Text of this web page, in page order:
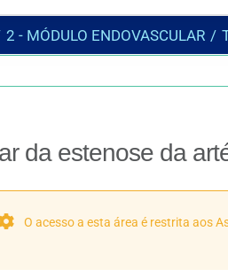
2 - MÓDULO ENDOVASCULAR
da estenose da
O acesso a esta área é restrita aos